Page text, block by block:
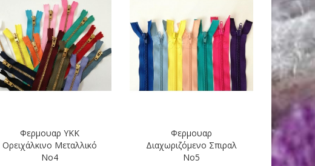
Φερμουαρ YKK
Ορειχάλκινο Μεταλλικό
Νο4
Φερμουαρ
Διαχωριζόμενο Σπιραλ
No5